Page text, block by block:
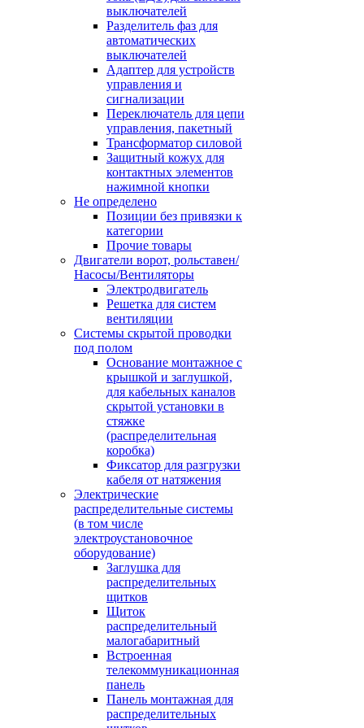
выключателей
Разделитель фаз для
автоматических
выключателей
Адаптер для устройств
управления и
сигнализации
Переключатель для цепи
управления, пакетный
Трансформатор силовой
Защитный кожух для
контактных элементов
нажимной кнопки
Не определено
Позиции без привязки к
категории
Прочие товары
Двигатели ворот, рольставен/
Насосы/Вентиляторы
Электродвигатель
Решетка для систем
вентиляции
Системы скрытой проводки
под полом
Основание монтажное с
крышкой и заглушкой,
для кабельных каналов
скрытой установки в
стяжке
(распределительная
коробка)
Фиксатор для разгрузки
кабеля от натяжения
Электрические
распределительные системы
(в том числе
электроустановочное
оборудование)
Заглушка для
распределительных
щитков
Щиток
распределительный
малогабаритный
Встроенная
телекоммуникационная
панель
Панель монтажная для
распределительных